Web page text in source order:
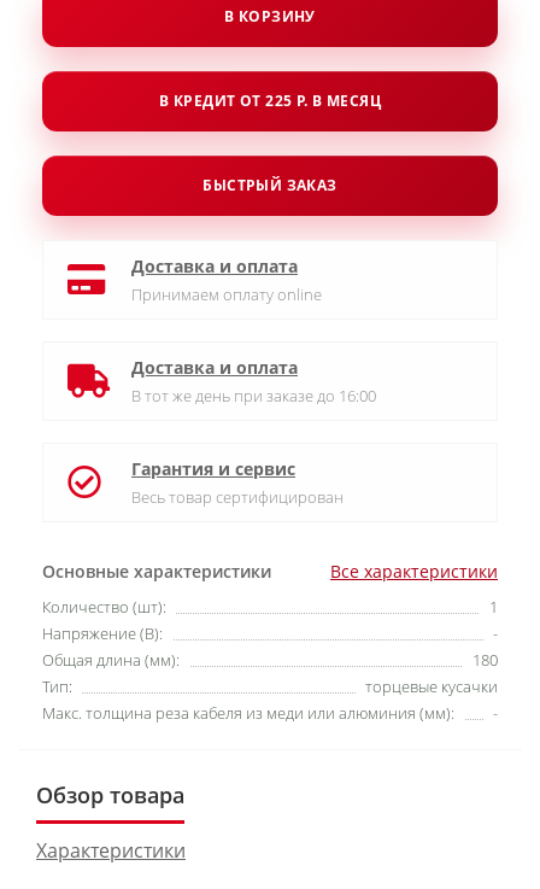
Основные характеристики Все характеристики
Количество (шт):
1
Напряжение (В):
-
Общая длина (мм):
180
Тип:
торцевые кусачки
Макс. толщина реза кабеля из меди или алюминия (мм):
-
В КОРЗИНУ
В КРЕДИТ ОТ 225 Р. В МЕСЯЦ
БЫСТРЫЙ ЗАКАЗ
Доставка и оплата
Принимаем оплату online
Доставка и оплата
В тот же день при заказе до 16:00
Гарантия и сервис
Весь товар сертифицирован
Обзор товара
Характеристики